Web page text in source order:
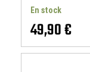
En stock
49,90 €